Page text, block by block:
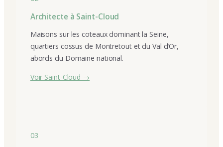
Architecte à Saint-Cloud
Maisons sur les coteaux dominant la Seine,
quartiers cossus de Montretout et du Val d’Or,
abords du Domaine national.
Voir Saint-Cloud →
03